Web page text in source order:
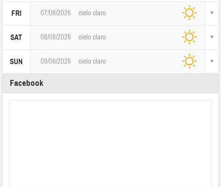
FRI 07/08/2026 cielo claro
SAT 08/08/2026 cielo claro
SUN 09/08/2026 cielo claro
Facebook